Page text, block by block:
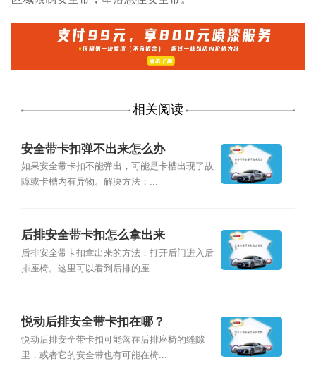
相关阅读
安全带卡扣弹不出来怎么办
如果安全带卡扣不能弹出，可能是卡槽出现了故
障或卡槽内有异物。解决方法：...
后排安全带卡扣怎么拿出来
后排安全带卡扣拿出来的方法：打开后门进入后
排座椅。这里可以看到后排的座...
悦动后排安全带卡扣在哪？
悦动后排安全带卡扣可能落在后排座椅的缝隙
里，或者它的安全带也有可能在椅...